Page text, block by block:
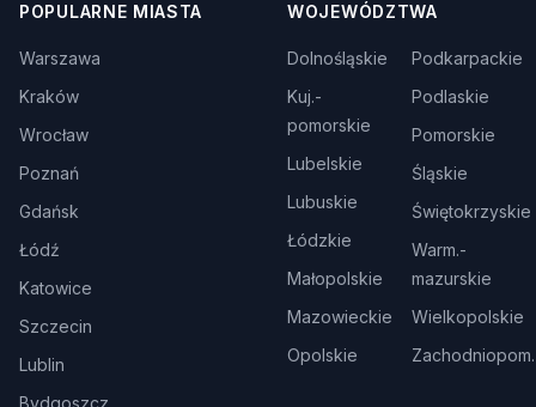
POPULARNE MIASTA
Warszawa
Kraków
Wrocław
Poznań
Gdańsk
Łódź
Katowice
Szczecin
Lublin
Bydgoszcz
WOJEWÓDZTWA
Dolnośląskie
Kuj.-
pomorskie
Lubelskie
Lubuskie
Łódzkie
Małopolskie
Mazowieckie
Opolskie
Podkarpackie
Podlaskie
Pomorskie
Śląskie
Świętokrzyskie
Warm.-
mazurskie
Wielkopolskie
Zachodniopom.